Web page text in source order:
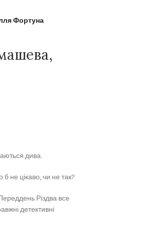
Фортуна
дива.
не цікаво, чи не так?
Різдва все
детективні